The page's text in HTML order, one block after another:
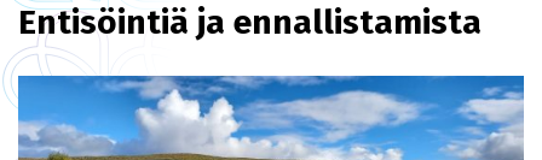
Entisöintiä ja ennallistamista